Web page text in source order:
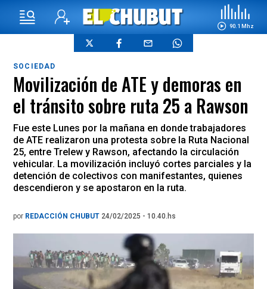
90.1 Mhz
SOCIEDAD
Movilización de ATE y demoras en
el tránsito sobre ruta 25 a Rawson
Fue este Lunes por la mañana en donde trabajadores
de ATE realizaron una protesta sobre la Ruta Nacional
25, entre Trelew y Rawson, afectando la circulación
vehicular. La movilización incluyó cortes parciales y la
detención de colectivos con manifestantes, quienes
descendieron y se apostaron en la ruta.
por REDACCIÓN CHUBUT 24/02/2025 - 10.40.hs